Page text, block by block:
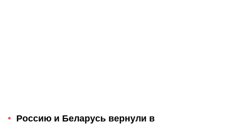
Россию и Беларусь вернули в